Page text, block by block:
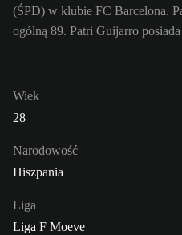
(ŚPD) w klubie FC Barcelona.
ogólną 89. Patri Guijarro
Wiek
28
Narodowość
Hiszpania
Liga
Liga F Moeve